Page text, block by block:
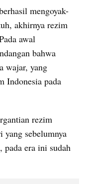
mengoyak-
akhirnya rezim
awal
bahwa
wajar, yang
Indonesia pada
rezim
yang sebelumnya
pada era ini sudah